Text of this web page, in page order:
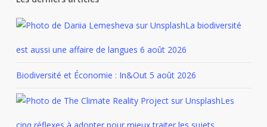
La biodiversité
est aussi une affaire de langues 6 août 2026
Biodiversité et Économie : In&Out 5 août 2026
Les